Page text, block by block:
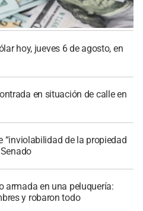
hoy, jueves 6 de agosto, en
en situación de calle en
“inviolabilidad de la propiedad
armada en una peluquería:
y robaron todo